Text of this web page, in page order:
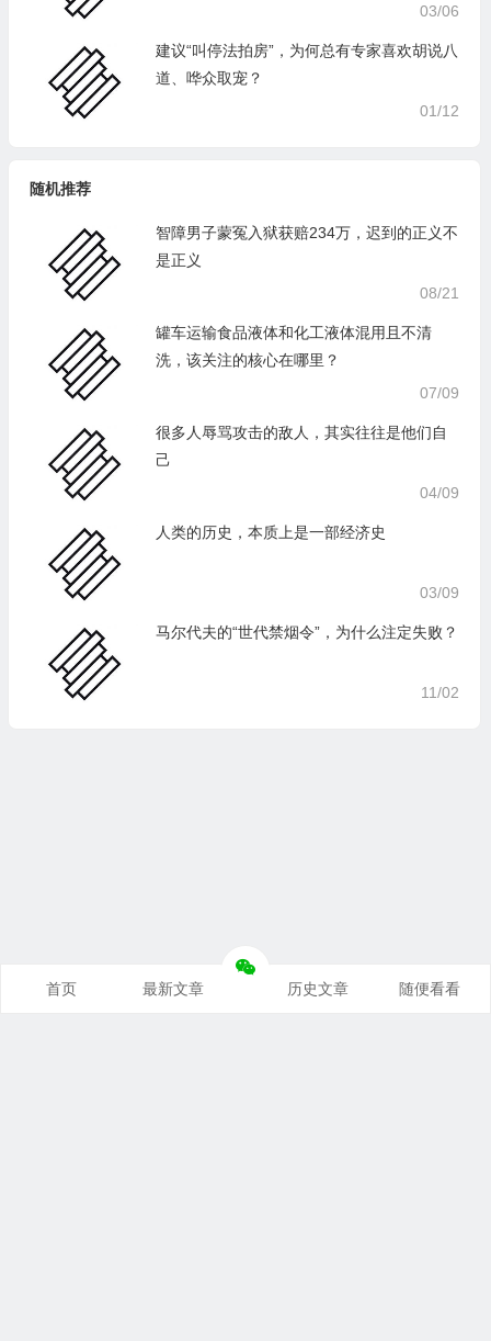
03/06
建议“叫停法拍房”，为何总有专家喜欢胡说八
道、哗众取宠？
01/12
随机推荐
智障男子蒙冤入狱获赔234万，迟到的正义不
是正义
08/21
罐车运输食品液体和化工液体混用且不清
洗，该关注的核心在哪里？
07/09
很多人辱骂攻击的敌人，其实往往是他们自
己
04/09
人类的历史，本质上是一部经济史
03/09
马尔代夫的“世代禁烟令”，为什么注定失败？
11/02
首页 最新文章 历史文章 随便看看